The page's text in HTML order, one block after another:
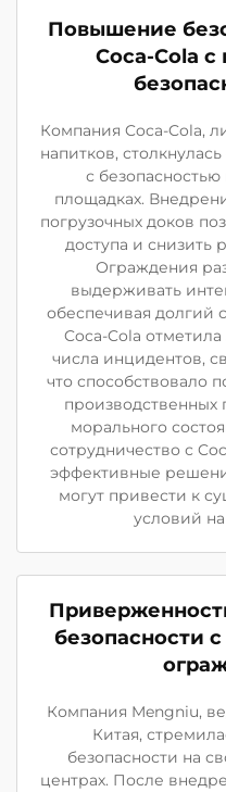
Повышение
Coca-Cola
Компания Coca-Cola,
напитков,
с
площадках.
погрузочных доков
доступа и снизить
Ограждения
выдерживать
обеспечивая долгий
Coca-Cola
числа инцидентов,
что способствовало
морального
сотрудничество с
эффективные
могут привести к
условий
безопасности
Компания Mengniu,
Китая,
безопасности на
центрах. После